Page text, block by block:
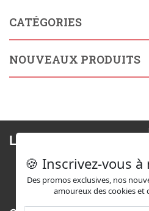
CATÉGORIES
NOUVEAUX PRODUITS
Lettre d'informations
🍪 Inscrivez-vous
Des promos exclusives, nos
amoureux des cookies et